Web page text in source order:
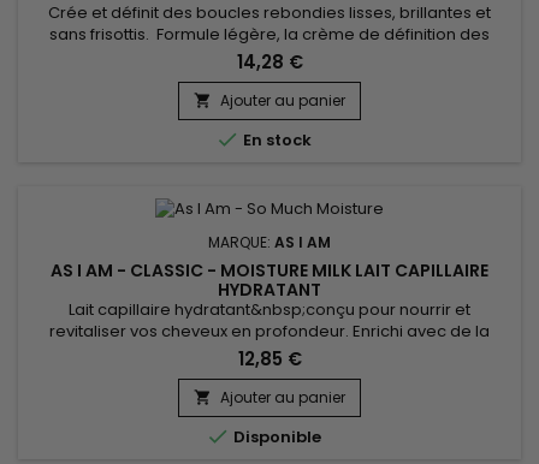
Crée et définit des boucles rebondies lisses, brillantes et
sans frisottis. Formule légère, la crème de définition des
boucles As I Am Long and Luxe Curl Enhancing Smoothie
hydrate, revitalise sans laisser pas de résidus. Enrichie en
huile de Ricin et en Biotine pour fortifier la chevelure et
stimuler la pousse. Formulée avec du Panthénol, du beurre
de...
14,28 €
 Ajouter au panier
 En stock
MARQUE: AS I AM
AS I AM - CLASSIC - MOISTURE MILK LAIT CAPILLAIRE
HYDRATANT
Lait capillaire hydratant&nbsp;conçu pour nourrir et
revitaliser vos cheveux en profondeur. Enrichi avec de la
gelée royale, connue pour ses propriétés régénérantes et
fortifiantes, As I Am So Much Moisture est le secret pour des
cheveux doux, brillants et pleins de vie.&nbsp; L'extrait de
Lavandula Angustifolia apaise le cuir chevelu, tandis que...
12,85 €
 Ajouter au panier
 Disponible